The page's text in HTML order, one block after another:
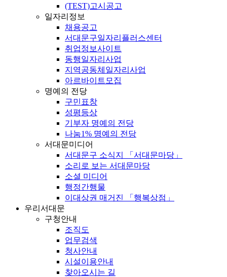
(TEST)고시공고
일자리정보
채용공고
서대문구일자리플러스센터
취업정보사이트
동행일자리사업
지역공동체일자리사업
아르바이트모집
명예의 전당
구민표창
성평등상
기부자 명예의 전당
나눔1% 명예의 전당
서대문미디어
서대문구 소식지 「서대문마당」
소리로 보는 서대문마당
소셜 미디어
행정간행물
이대상권 매거진 「행복상점」
우리서대문
구청안내
조직도
업무검색
청사안내
시설이용안내
찾아오시는 길